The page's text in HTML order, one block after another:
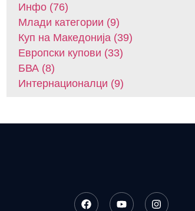
Инфо (76)
Млади категории (9)
Куп на Македонија (39)
Европски купови (33)
БВА (8)
Интернационалци (9)